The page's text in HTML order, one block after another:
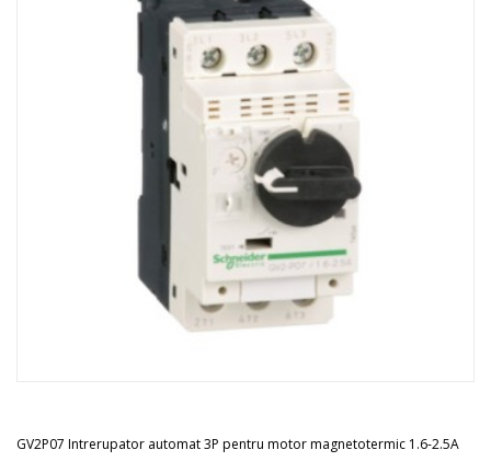
GV2P07 Intrerupator automat 3P pentru motor magnetotermic 1.6-2.5A